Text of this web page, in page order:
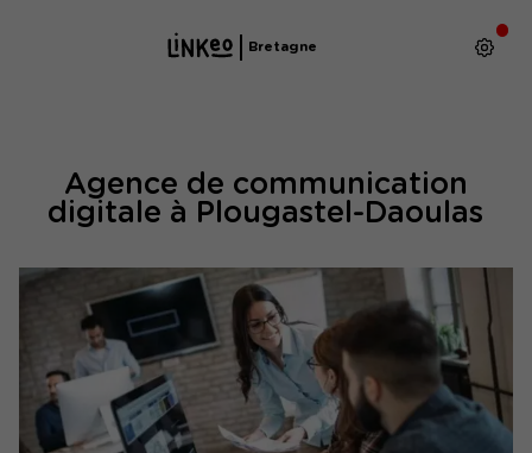
Bretagne
Agence de communication
digitale à Plougastel-Daoulas